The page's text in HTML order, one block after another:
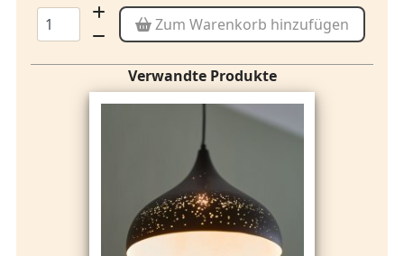
Zum Warenkorb hinzufügen
Verwandte Produkte